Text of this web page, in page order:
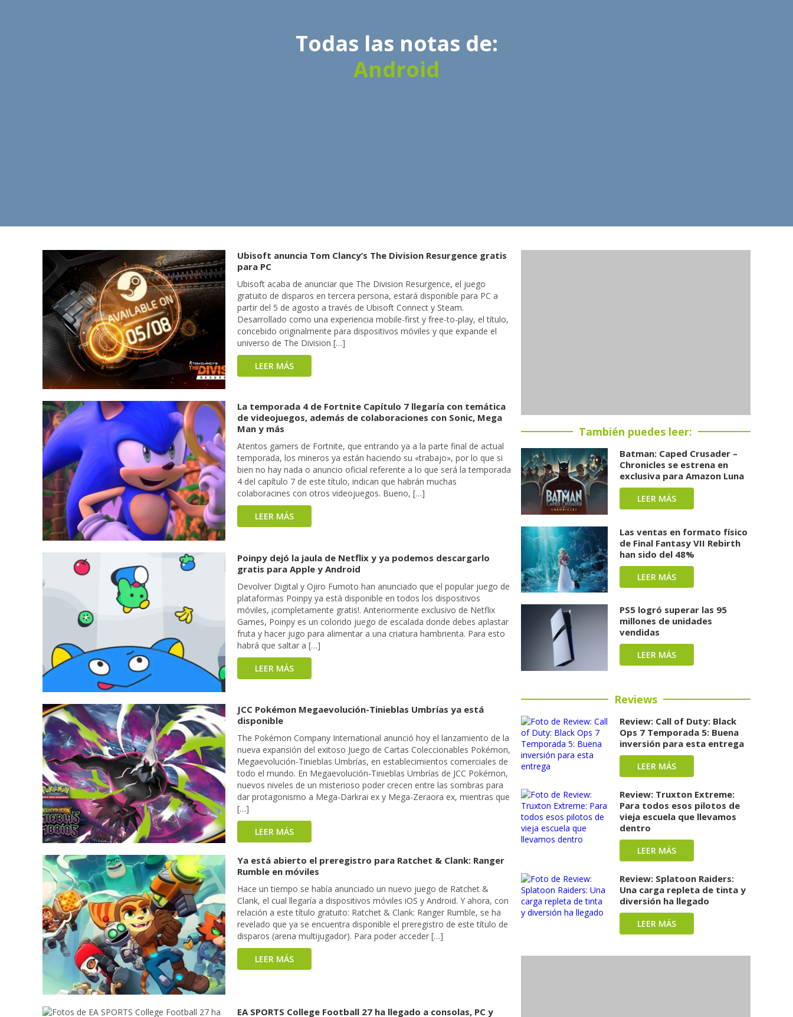
Todas las notas de:
Android
Ubisoft anuncia Tom Clancy’s The Division Resurgence gratis
para PC
Ubisoft acaba de anunciar que The Division Resurgence, el juego
gratuito de disparos en tercera persona, estará disponible para PC a
partir del 5 de agosto a través de Ubisoft Connect y Steam.
Desarrollado como una experiencia mobile-first y free-to-play, el título,
concebido originalmente para dispositivos móviles y que expande el
universo de The Division […]
LEER MÁS
La temporada 4 de Fortnite Capítulo 7 llegaría con temática
de videojuegos, además de colaboraciones con Sonic, Mega
Man y más
Atentos gamers de Fortnite, que entrando ya a la parte final de actual
temporada, los mineros ya están haciendo su «trabajo», por lo que si
bien no hay nada o anuncio oficial referente a lo que será la temporada
4 del capítulo 7 de este título, indican que habrán muchas
colaboracines con otros videojuegos. Bueno, […]
LEER MÁS
Poinpy dejó la jaula de Netflix y ya podemos descargarlo
gratis para Apple y Android
Devolver Digital y Ojiro Fumoto han anunciado que el popular juego de
plataformas Poinpy ya está disponible en todos los dispositivos
móviles, ¡completamente gratis!. Anteriormente exclusivo de Netflix
Games, Poinpy es un colorido juego de escalada donde debes aplastar
fruta y hacer jugo para alimentar a una criatura hambrienta. Para esto
habrá que saltar a […]
LEER MÁS
JCC Pokémon Megaevolución-Tinieblas Umbrías ya está
disponible
The Pokémon Company International anunció hoy el lanzamiento de la
nueva expansión del exitoso Juego de Cartas Coleccionables Pokémon,
Megaevolución-Tinieblas Umbrías, en establecimientos comerciales de
todo el mundo. En Megaevolución-Tinieblas Umbrías de JCC Pokémon,
nuevos niveles de un misterioso poder crecen entre las sombras para
dar protagonismo a Mega-Darkrai ex y Mega-Zeraora ex, mientras que
[…]
LEER MÁS
Ya está abierto el preregistro para Ratchet & Clank: Ranger
Rumble en móviles
Hace un tiempo se había anunciado un nuevo juego de Ratchet &
Clank, el cual llegaría a dispositivos móviles iOS y Android. Y ahora, con
relación a este título gratuito: Ratchet & Clank: Ranger Rumble, se ha
revelado que ya se encuentra disponible el preregistro de este título de
disparos (arena multijugador). Para poder acceder […]
LEER MÁS
EA SPORTS College Football 27 ha llegado a consolas, PC y
También puedes leer:
Batman: Caped Crusader –
Chronicles se estrena en
exclusiva para Amazon Luna
LEER MÁS
Las ventas en formato físico
de Final Fantasy VII Rebirth
han sido del 48%
LEER MÁS
PS5 logró superar las 95
millones de unidades
vendidas
LEER MÁS
Reviews
Review: Call of Duty: Black
Ops 7 Temporada 5: Buena
inversión para esta entrega
LEER MÁS
Review: Truxton Extreme:
Para todos esos pilotos de
vieja escuela que llevamos
dentro
LEER MÁS
Review: Splatoon Raiders:
Una carga repleta de tinta y
diversión ha llegado
LEER MÁS